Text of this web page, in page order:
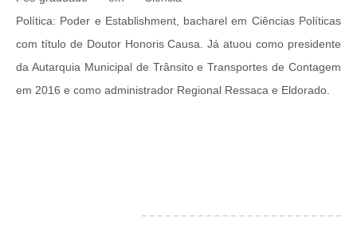
Política: Poder e Establishment, bacharel em Ciências Políticas
com título de Doutor Honoris Causa. Já atuou como presidente
da Autarquia Municipal de Trânsito e Transportes de Contagem
em 2016 e como administrador Regional Ressaca e Eldorado.